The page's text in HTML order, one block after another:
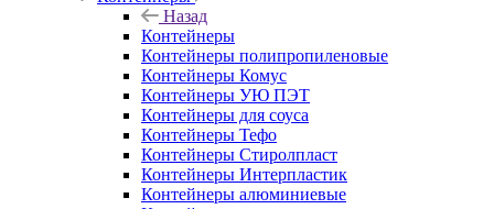
Назад
Контейнеры
Контейнеры полипропиленовые
Контейнеры Комус
Контейнеры УЮ ПЭТ
Контейнеры для соуса
Контейнеры Тефо
Контейнеры Стиролпласт
Контейнеры Интерпластик
Контейнеры алюминиевые